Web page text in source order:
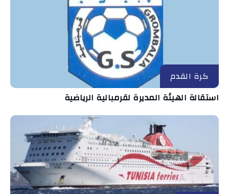
كرة القدم
استقالة الهيئة المديرة لقرمبالية الرياضية